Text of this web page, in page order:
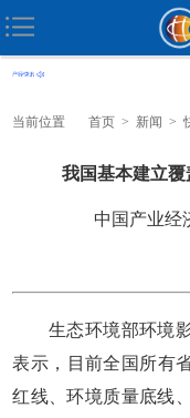
当前位置 首页 > 新闻 >
我国基本建立
中国产业经
生态环境部环境影
表示，目前全国所有
红线、环境质量底线